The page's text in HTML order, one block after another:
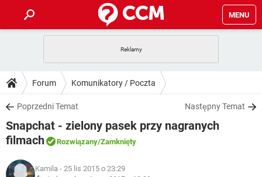
MENU
GRY WHATSAPP
SPOTIFY
INSTAGRAM FACEBOOK
WINDOWS 10
PORADY
PlayStation TIKTOK
SPOTIFY
DO POBRANIA
ANDROID TIKTOK
GRY
IOS
FORUM
ARTYKUŁY
Forum Komunikatory / Poczta
Poprzedni Temat Następny Temat
Snapchat - zielony pasek przy nagranych
filmach
Rozwiązany/Zamknięty
Kamila - 25 lis 2015 o 23:29